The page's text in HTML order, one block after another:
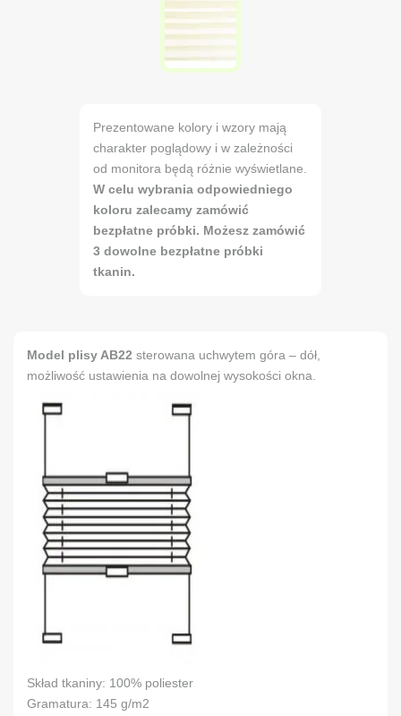
Prezentowane kolory i wzory mają
charakter poglądowy i w zależności
od monitora będą różnie wyświetlane.
W celu wybrania odpowiedniego
koloru zalecamy zamówić
bezpłatne próbki. Możesz zamówić
3 dowolne bezpłatne próbki
tkanin.
Model plisy AB22 sterowana uchwytem góra – dół,
możliwość ustawienia na dowolnej wysokości okna.
Skład tkaniny: 100% poliester
Gramatura: 145 g/m2